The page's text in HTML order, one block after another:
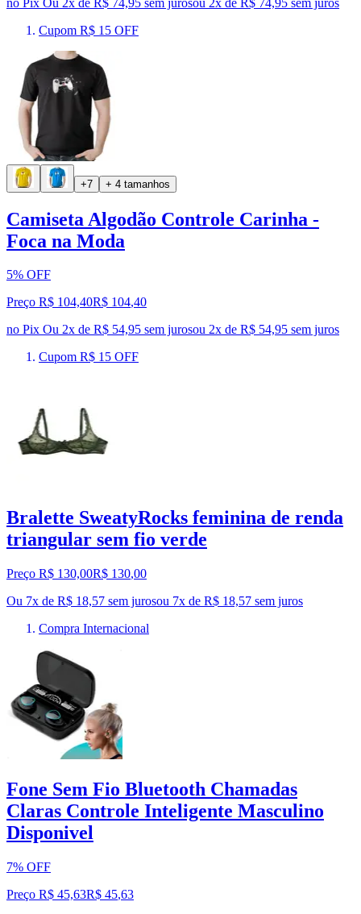
Cupom R$ 15 OFF
+7 + 4 tamanhos
Camiseta Algodão Controle Carinha -
Foca na Moda
5% OFF
Preço R$ 104,40R$ 104,40
no Pix Ou 2x de R$ 54,95 sem jurosou 2x de R$ 54,95 sem juros
Cupom R$ 15 OFF
Bralette SweatyRocks feminina de renda
triangular sem fio verde
Preço R$ 130,00R$ 130,00
Ou 7x de R$ 18,57 sem jurosou 7x de R$ 18,57 sem juros
Compra Internacional
Fone Sem Fio Bluetooth Chamadas
Claras Controle Inteligente Masculino
Disponivel
7% OFF
Preço R$ 45,63R$ 45,63